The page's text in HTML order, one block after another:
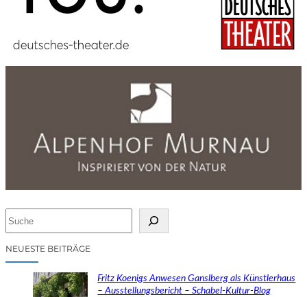
cNEUESTE BEITRÄGE
Fritz Koenigs Anwesen Ganslberg als Künstlerhaus
– Ausstellungsbericht – Schabel-Kultur-Blog